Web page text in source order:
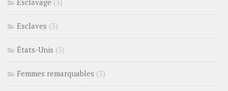
Esclaves (3)
États-Unis (5)
Femmes remarquables (3)